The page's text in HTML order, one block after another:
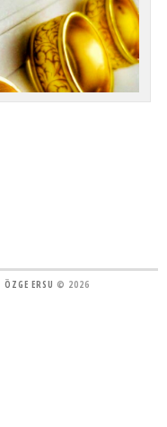
ÖZGE ERSU © 2026